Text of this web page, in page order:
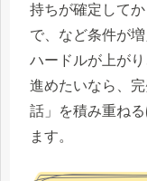
持ちが確定して
で、など条件が
ハードルが上が
進めたいなら、
話」を積み重ね
ます。